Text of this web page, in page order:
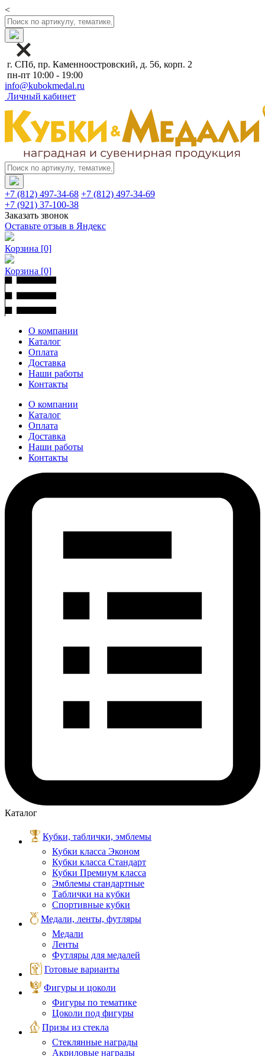
<
г. СПб, пр. Каменноостровский, д. 56, корп. 2
пн-пт 10:00 - 19:00
info@kubokmedal.ru
Личный кабинет
+7 (812) 497-34-68 +7 (812) 497-34-69
+7 (921) 37-100-38
Заказать звонок
Оставьте отзыв в Яндекс
Корзина [0]
Корзина [0]
О компании
Каталог
Оплата
Доставка
Наши работы
Контакты
О компании
Каталог
Оплата
Доставка
Наши работы
Контакты
Каталог
Кубки, таблички, эмблемы
Кубки класса Эконом
Кубки класса Стандарт
Кубки Премиум класса
Эмблемы стандартные
Таблички на кубки
Спортивные кубки
Медали, ленты, футляры
Медали
Ленты
Футляры для медалей
Готовые варианты
Фигуры и цоколи
Фигуры по тематике
Цоколи под фигуры
Призы из стекла
Стеклянные награды
Акриловые награды